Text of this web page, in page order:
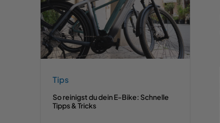
Tips
So reinigst du dein E-Bike: Schnelle
Tipps & Tricks